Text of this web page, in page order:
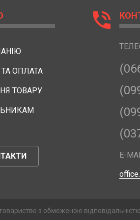
ОПЛАТА
ТОВАРУ
phone_in_talk
E-
з обмеженою відповідальністю